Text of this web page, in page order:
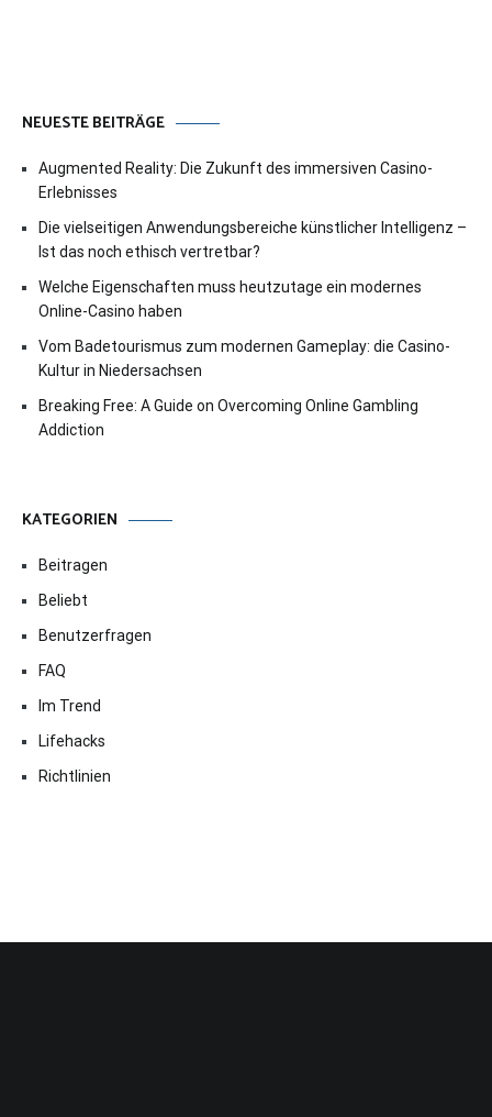
NEUESTE BEITRÄGE
Augmented Reality: Die Zukunft des immersiven Casino-
Erlebnisses
Die vielseitigen Anwendungsbereiche künstlicher Intelligenz –
Ist das noch ethisch vertretbar?
Welche Eigenschaften muss heutzutage ein modernes
Online-Casino haben
Vom Badetourismus zum modernen Gameplay: die Casino-
Kultur in Niedersachsen
Breaking Free: A Guide on Overcoming Online Gambling
Addiction
KATEGORIEN
Beitragen
Beliebt
Benutzerfragen
FAQ
Im Trend
Lifehacks
Richtlinien